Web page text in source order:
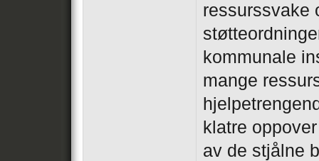
ressurssvake
kommunale
mange
klatre
av de stjålne